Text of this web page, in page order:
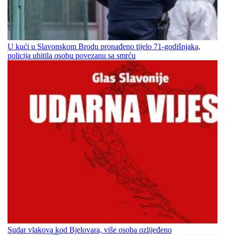
U kući u Slavonskom Brodu pronađeno tijelo 71-godišnjaka,
policija uhitila osobu povezanu sa smrću
Sudar vlakova kod Bjelovara, više osoba ozlijeđeno